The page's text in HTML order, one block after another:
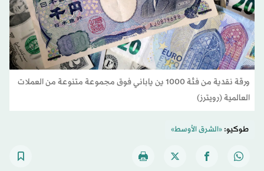
ورقة نقدية من فئة 1000 ين ياباني فوق مجموعة متنوعة من العملات
العالمية (رويترز)
طوكيو:«الشرق الأوسط»